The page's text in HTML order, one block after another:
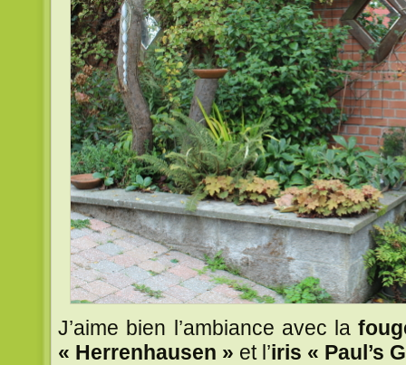
J’aime bien l’ambiance avec la
« Herrenhausen » et l’iris « Paul’s